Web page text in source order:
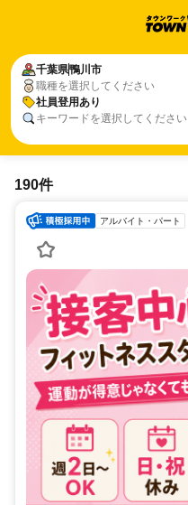
千葉県鴨川市
職種を選択してください
社員登用あり
キーワードを選択してください
190件
アルバイト・パート